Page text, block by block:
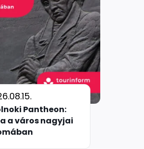
Pantheon:
a város nagyjai